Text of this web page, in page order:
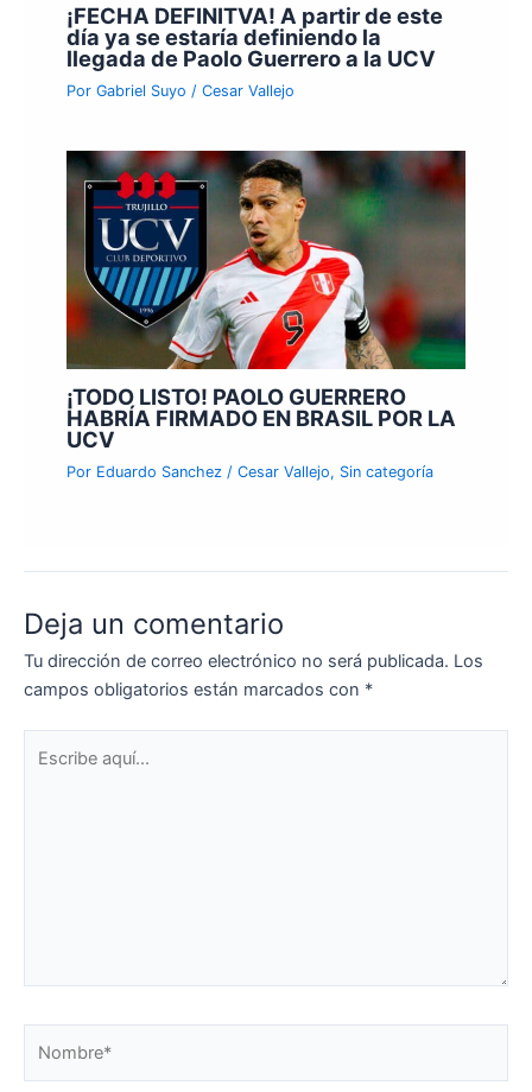
¡FECHA DEFINITVA! A partir de este
día ya se estaría definiendo la
llegada de Paolo Guerrero a la UCV
PorGabriel Suyo/Cesar Vallejo
¡TODO LISTO! PAOLO GUERRERO
HABRÍA FIRMADO EN BRASIL POR LA
UCV
Por Eduardo Sanchez/Cesar Vallejo, Sin categoría
Deja un comentario
Tu dirección de correo electrónico no será publicada. Los
campos obligatorios están marcados con *
aquí...